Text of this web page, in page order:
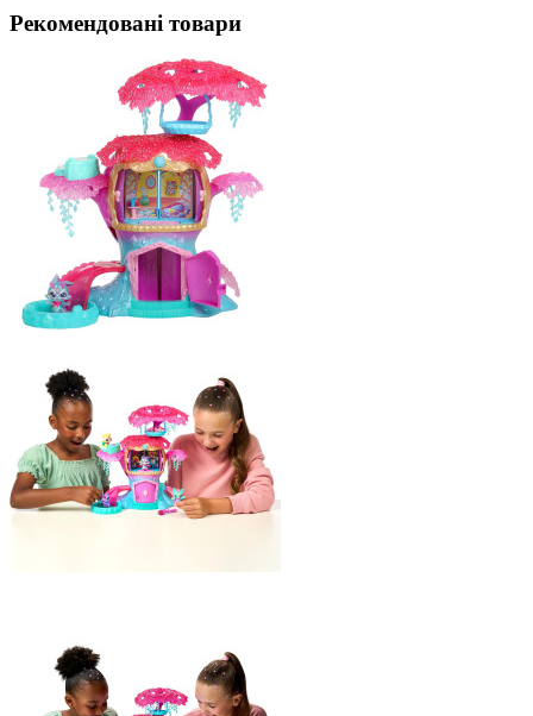
Рекомендовані товари